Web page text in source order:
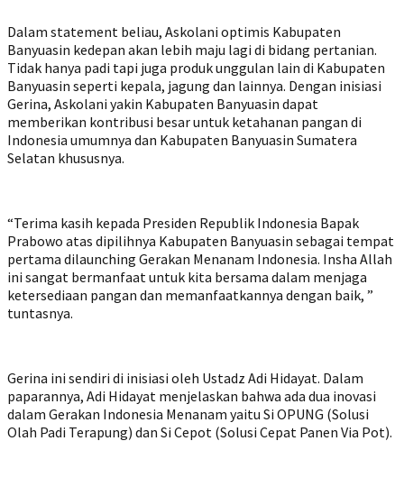
Dalam statement beliau, Askolani optimis Kabupaten
Banyuasin kedepan akan lebih maju lagi di bidang pertanian.
Tidak hanya padi tapi juga produk unggulan lain di Kabupaten
Banyuasin seperti kepala, jagung dan lainnya. Dengan inisiasi
Gerina, Askolani yakin Kabupaten Banyuasin dapat
memberikan kontribusi besar untuk ketahanan pangan di
Indonesia umumnya dan Kabupaten Banyuasin Sumatera
Selatan khususnya.
“Terima kasih kepada Presiden Republik Indonesia Bapak
Prabowo atas dipilihnya Kabupaten Banyuasin sebagai tempat
pertama dilaunching Gerakan Menanam Indonesia. Insha Allah
ini sangat bermanfaat untuk kita bersama dalam menjaga
ketersediaan pangan dan memanfaatkannya dengan baik, ”
tuntasnya.
Gerina ini sendiri di inisiasi oleh Ustadz Adi Hidayat. Dalam
paparannya, Adi Hidayat menjelaskan bahwa ada dua inovasi
dalam Gerakan Indonesia Menanam yaitu Si OPUNG (Solusi
Olah Padi Terapung) dan Si Cepot (Solusi Cepat Panen Via Pot).